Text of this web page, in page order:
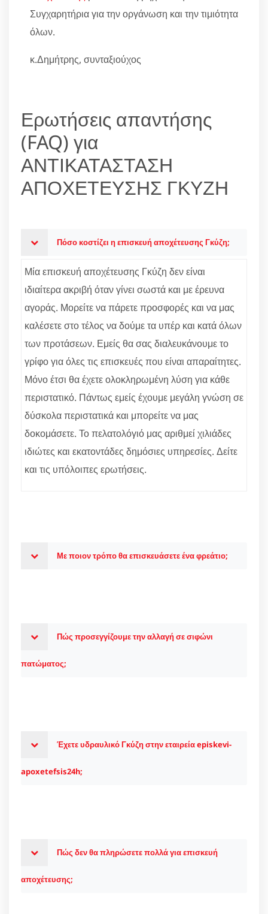
Συγχαρητήρια για την οργάνωση και την τιμιότητα
όλων.
κ.Δημήτρης, συνταξιούχος
Ερωτήσεις απαντήσης
(FAQ) για
ΑΝΤΙΚΑΤΑΣΤΑΣΗ
ΑΠΟΧΕΤΕΥΣΗΣ ΓΚΥΖΗ
Πόσο κοστίζει η επισκευή αποχέτευσης Γκύζη;
Μία επισκευή αποχέτευσης Γκύζη δεν είναι
ιδιαίτερα ακριβή όταν γίνει σωστά και με έρευνα
αγοράς. Μορείτε να πάρετε προσφορές και να μας
καλέσετε στο τέλος να δούμε τα υπέρ και κατά όλων
των προτάσεων. Εμείς θα σας διαλευκάνουμε το
γρίφο για όλες τις επισκευές που είναι απαραίτητες.
Μόνο έτσι θα έχετε ολοκληρωμένη λύση για κάθε
περιστατικό. Πάντως εμείς έχουμε μεγάλη γνώση σε
δύσκολα περιστατικά και μπορείτε να μας
δοκομάσετε. Το πελατολόγιό μας αριθμεί χιλιάδες
ιδιώτες και εκατοντάδες δημόσιες υπηρεσίες. Δείτε
και τις υπόλοιπες ερωτήσεις.
Με ποιον τρόπο θα επισκευάσετε ένα φρεάτιο;
Πώς προσεγγίζουμε την αλλαγή σε σιφώνι
πατώματος;
Έχετε υδραυλικό Γκύζη στην εταιρεία episkevi-
apoxetefsis24h;
Πώς δεν θα πληρώσετε πολλά για επισκευή
αποχέτευσης;